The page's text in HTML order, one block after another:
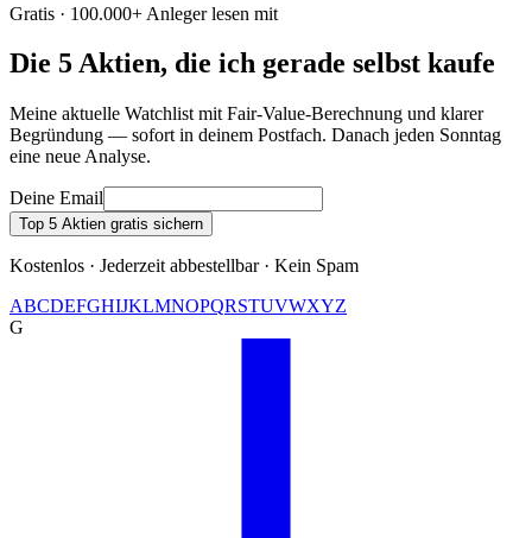
Gratis · 100.000+ Anleger lesen mit
Die 5 Aktien, die ich gerade selbst kaufe
Meine aktuelle Watchlist mit Fair-Value-Berechnung und klarer
Begründung — sofort in deinem Postfach. Danach jeden Sonntag
eine neue Analyse.
Deine Email
Top 5 Aktien gratis sichern
Kostenlos · Jederzeit abbestellbar · Kein Spam
ABCDEFGHIJKLMNOPQRSTUVWXYZ
G